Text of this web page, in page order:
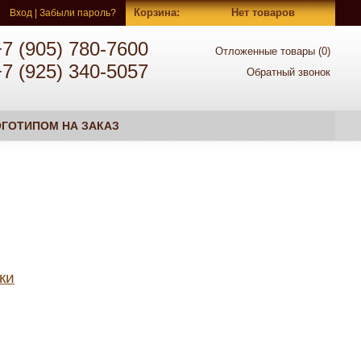
Вход Забыли пароль? Корзина: Нет товаров
НА ЗАКАЗ
(905) 780-7600
(925) 340-5057
Отложенные товары (0)
Обратный звонок